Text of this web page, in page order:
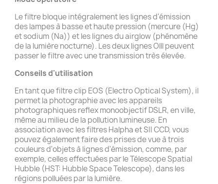
Le filtre bloque intégralement les lignes d'émission
des lampes à basse et haute pression (mercure (Hg)
et sodium (Na)) et les lignes du airglow (phénomène
de la lumière nocturne). Les deux lignes Olll peuvent
passer le filtre avec une transmission très élevée.
Conseils d'utilisation
En tant que filtre clip EOS (Electro Optical System), il
permet la photographie avec les appareils
photographiques reflex monoobjectif DSLR, en ville,
même au milieu de la pollution lumineuse. En
association avec les filtres Halpha et SII CCD, vous
pouvez également faire des prises de vue à trois
couleurs d'objets à lignes d'émission, comme, par
exemple, celles effectuées par le Télescope Spatial
Hubble (HST: Hubble Space Telescope), dans les
régions polluées par la lumière.